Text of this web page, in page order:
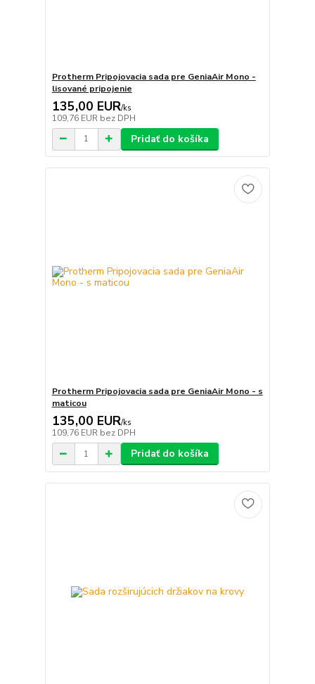
Protherm Pripojovacia sada pre GeniaAir Mono -
lisované pripojenie
135,00 EUR/ks
109,76 EUR bez DPH
Pridať do košíka
Protherm Pripojovacia sada pre GeniaAir Mono - s
maticou
135,00 EUR/ks
109,76 EUR bez DPH
Pridať do košíka